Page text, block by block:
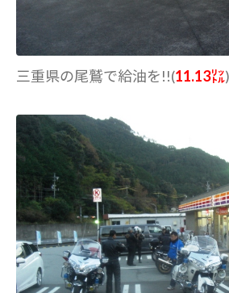
三重県の尾鷲で給油を!!(11.13㍑)